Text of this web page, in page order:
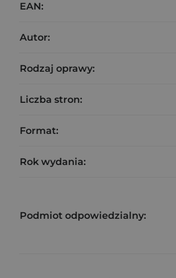
EAN:
Autor:
Rodzaj oprawy:
Liczba stron:
Format:
Rok wydania:
Podmiot odpowiedzialny: